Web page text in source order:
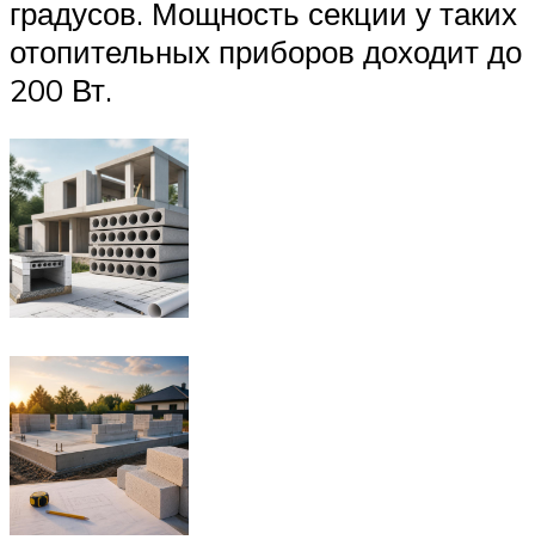
градусов. Мощность секции у таких
отопительных приборов доходит до
200 Вт.